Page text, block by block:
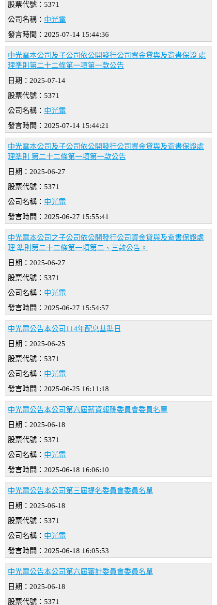
股票代號：5371
公司名稱： 中光電
發言時間：2025-07-14 15:44:36
中光電本公司及子公司依公開發行公司資金貸與及背書保證 處
理準則第二十二條第一項第一款公告
日期：2025-07-14
股票代號：5371
公司名稱： 中光電
發言時間：2025-07-14 15:44:21
中光電本公司及子公司依公開發行公司資金貸與及背書保證處
理準則 第二十二條第一項第一款公告
日期：2025-06-27
股票代號：5371
公司名稱： 中光電
發言時間：2025-06-27 15:55:41
中光電本公司之子公司依公開發行公司資金貸與及背書保證處
理 準則第二十二條第一項第二、三款公告。
日期：2025-06-27
股票代號：5371
公司名稱： 中光電
發言時間：2025-06-27 15:54:57
中光電公告本公司114年配息基準日
日期：2025-06-25
股票代號：5371
公司名稱： 中光電
發言時間：2025-06-25 16:11:18
中光電公告本公司第六屆薪資報酬委員會委員名單
日期：2025-06-18
股票代號：5371
公司名稱： 中光電
發言時間：2025-06-18 16:06:10
中光電公告本公司第三屆提名委員會委員名單
日期：2025-06-18
股票代號：5371
公司名稱： 中光電
發言時間：2025-06-18 16:05:53
中光電公告本公司第六屆審計委員會委員名單
日期：2025-06-18
股票代號：5371